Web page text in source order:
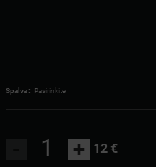
Spalva : Pasirinkite
+ 12 €